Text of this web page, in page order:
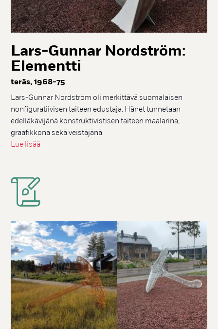
Lars-Gun­nar Nordst­röm:
Ele­ment­ti
te­räs, 1968-75
Lars-Gunnar Nordström oli merkittävä suomalaisen
nonfiguratiivisen taiteen edustaja. Hänet tunnetaan
edelläkävijänä konstruktivistisen taiteen maalarina,
graafikkona sekä veistäjänä.
Lue lisää